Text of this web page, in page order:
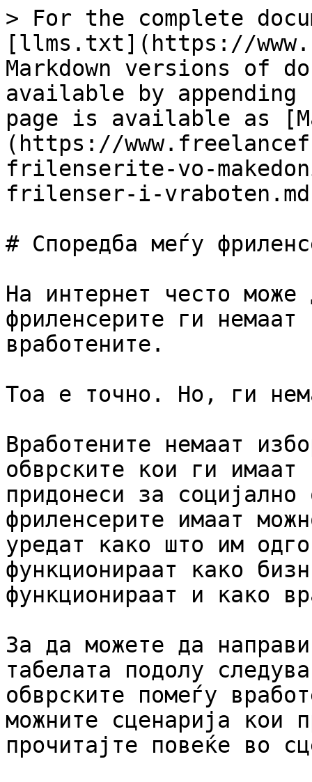
> For the complete
[llms.txt](https://
Markdown versions of
available by
page is available as
(https://
frilenserite-vo-
frilenser-i-
# Споредба меѓу
На интернет често
фриленсерите ги
вработените.
Тоа е точно. Но, ги
Вработените немаат
обврските кои ги
придонеси за
фриленсерите имаат
уредат како што им
функционираат како
функционираат и како
За да можете да
табелата подолу
обврските помеѓу
можните сценарија кои
прочитајте повеќе во